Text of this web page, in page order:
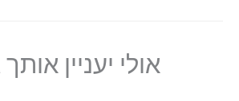
אולי יעניין